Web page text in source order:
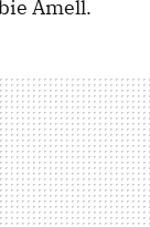
Amell.